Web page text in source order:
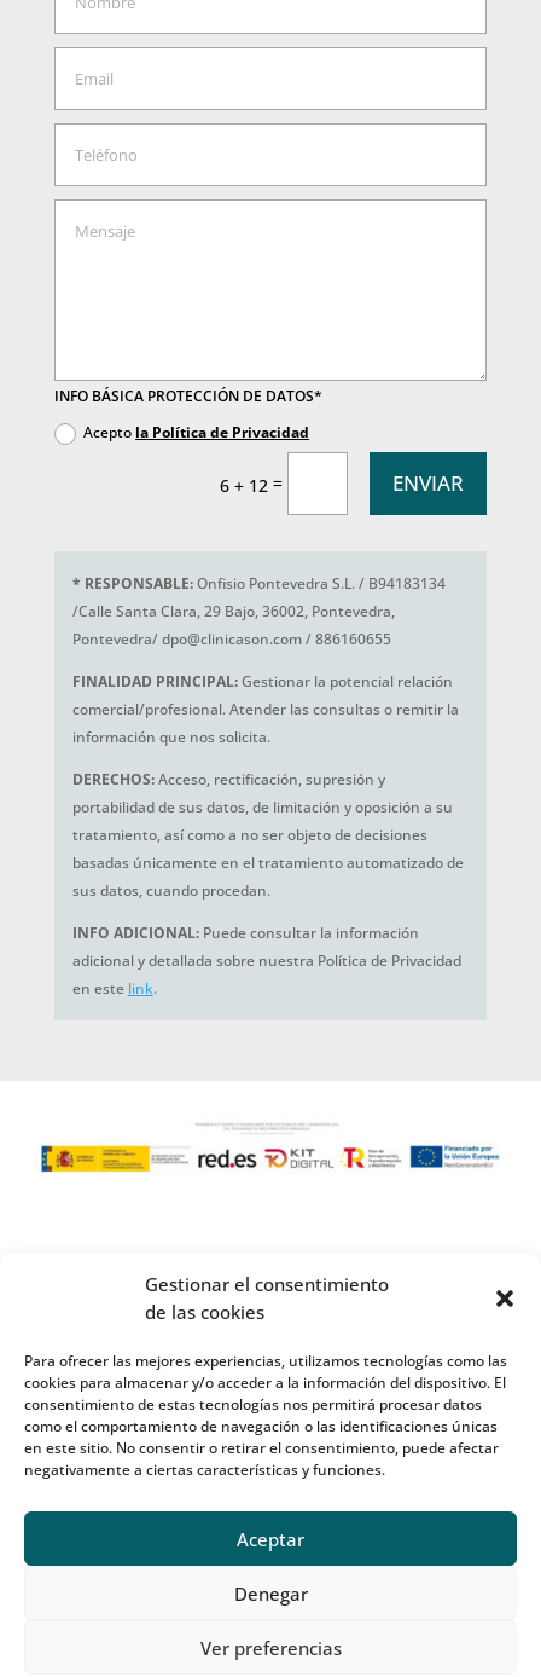
Gestionar el consentimiento
de las cookies
Para ofrecer las mejores experiencias, utilizamos tecnologías como las
cookies para almacenar y/o acceder a la información del dispositivo. El
consentimiento de estas tecnologías nos permitirá procesar datos
como el comportamiento de navegación o las identificaciones únicas
en este sitio. No consentir o retirar el consentimiento, puede afectar
negativamente a ciertas características y funciones.
Aceptar
Denegar
Ver preferencias
INFO BÁSICA PROTECCIÓN DE DATOS*
Acepto la Política de Privacidad
6 + 12 = ENVIAR
* RESPONSABLE:Onfisio Pontevedra S.L. / B94183134
/Calle Santa Clara, 29 Bajo, 36002, Pontevedra,
Pontevedra/ dpo@clinicason.com / 886160655
FINALIDAD PRINCIPAL:Gestionar la potencial relación
comercial/profesional. Atender las consultas o remitir la
información que nos solicita.
DERECHOS:Acceso, rectificación, supresión y
portabilidad de sus datos, de limitación y oposición a su
tratamiento, así como a no ser objeto de decisiones
basadas únicamente en el tratamiento automatizado de
sus datos, cuando procedan.
INFO ADICIONAL: Puede consultar la información
adicional y detallada sobre nuestra Política de Privacidad
en este link.